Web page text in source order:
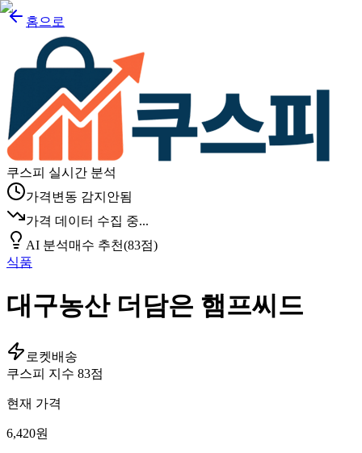
홈으로
쿠스피 실시간 분석
가격변동 감지안됨
가격 데이터 수집 중...
AI 분석매수 추천(83점)
식품
대구농산 더담은 햄프씨드
로켓배송
쿠스피 지수 83점
현재 가격
6,420원